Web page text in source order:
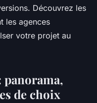
Découvrez les
les agences
votre projet au
panorama,
de choix